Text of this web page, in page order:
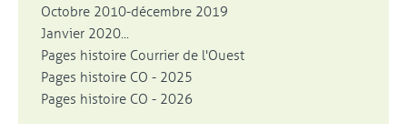
Octobre 2010-décembre 2019
Janvier 2020...
Pages histoire Courrier de l'Ouest
Pages histoire CO - 2025
Pages histoire CO - 2026